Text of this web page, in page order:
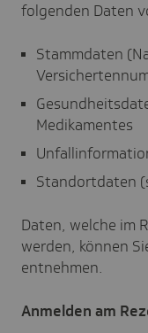
folgenden Daten
Stammdaten
Medikamentes
Standortdaten
Daten, welche im
werden, können
entnehmen.
Anmelden am